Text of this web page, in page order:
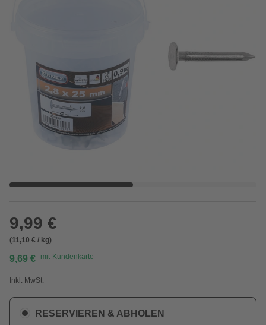
9,99 €
(11,10 € / kg)
9,69 € mit Kundenkarte
Inkl. MwSt.
RESERVIEREN & ABHOLEN